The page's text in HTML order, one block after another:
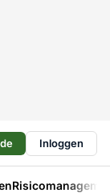
Inloggen